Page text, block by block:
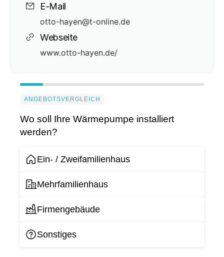
E-Mail
otto-hayen@t-online.de
Webseite
www.otto-hayen.de/
ANGEBOTSVERGLEICH
Wo soll Ihre Wärmepumpe installiert
werden?
Ein- / Zweifamilienhaus
Mehrfamilienhaus
Firmengebäude
Sonstiges